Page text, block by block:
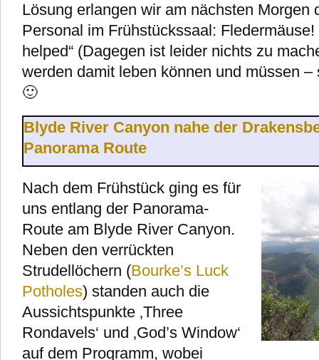
Lösung erlangen wir am nächsten Morgen
Personal im Frühstückssaal: Fledermäuse!
helped“ (Dagegen ist leider nichts zu
werden damit leben können und müssen
🙂
Blyde River Canyon nahe der
Panorama Route
Nach dem Frühstück ging es für
uns entlang der Panorama-
Route am Blyde River Canyon.
Neben den verrückten
Strudellöchern (Bourke’s Luck
Potholes) standen auch die
Aussichtspunkte ‚Three
Rondavels‘ und ‚God’s Window‘
auf dem Programm, wobei